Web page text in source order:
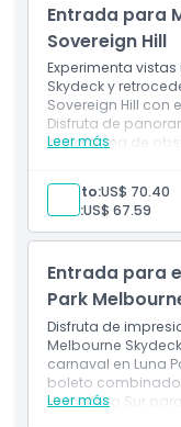
Melbourne
horizonte
la
Entrada para
Sovereign Hill
Experimenta
Skydeck y
Sovereign Hill
Disfruta de
plataforma de
los años 1850 a
recreaciones
Melbourne
modernas y
Leer más
Melbourne
horizonte
Adulto:US$ 70.40
Niño:US$ 67.59
Entrada para
Park
Disfruta de
Melbourne
carnaval en Luna
boleto
Hemisferio Sur
Leer más